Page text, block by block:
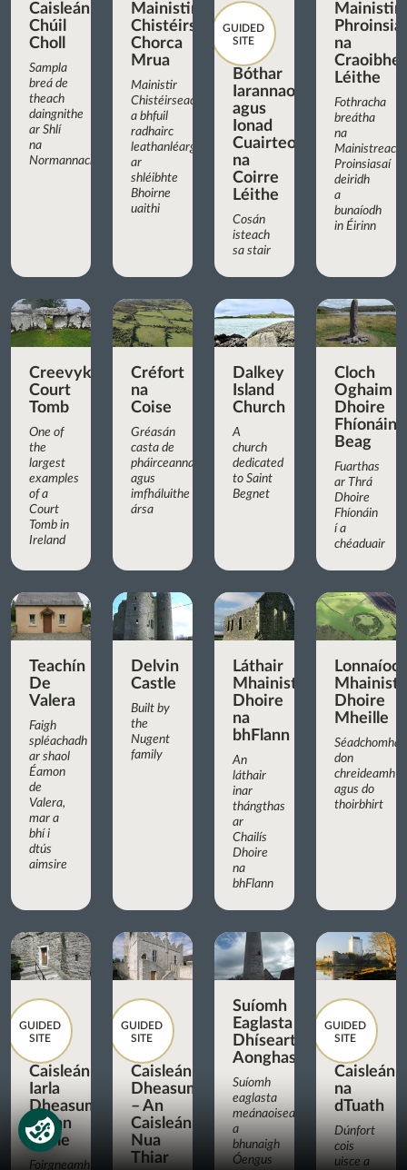
Caisleán
Chúil
Choll
Sampla
breá de
theach
daingnithe
ar Shlí
na
Normannach
Mainistir
Chistéirseach
Chorca
Mrua
Mainistir
Chistéirseach
a bhfuil
radhairc
leathanléargais
ar
shléibhte
Bhoirne
uaithi
GUIDED
SITE
Bóthar
Iarannaoise
agus
Ionad
Cuairteoirí
na
Coirre
Léithe
Cosán
isteach
sa stair
Mainistir
na
Craoibhe
Léithe
Fothracha
breátha
na
Mainistreach
Proinsiasaí
deiridh
a
bunaíodh
in Éirinn
Creevykeel
Court
Tomb
One of
the
largest
examples
of a
Court
Tomb in
Ireland
Créfort
na
Coise
Gréasán
casta de
pháirceanna
agus
imfháluithe
ársa
Dalkey
Island
Church
A
church
dedicated
to Saint
Begnet
Cloch
Oghaim
Dhoire
Fhíonáin
Beag
Fuarthas
ar Thrá
Dhoire
Fhíonáin
í a
chéaduair
Teachín
De
Valera
Faigh
spléachadh
ar shaol
Éamon
de
Valera,
mar a
bhí i
dtús
aimsire
Delvin
Castle
Built by
the
Nugent
family
Láthair
Mhainistreach
Dhoire
na
bhFlann
An
láthair
inar
thángthas
ar
Chailís
Dhoire
na
bhFlann
Dhoire
Mheille
don
chreideamh
agus do
thoirbhirt
GUIDED
SITE
Caisleán
Iarla
Dheasumhan,
Cionn
tSáile
Foirgneamh
GUIDED
SITE
Caisleán
Dheasumhan
– An
Caisleán
Nua
Thiar
Suíomh
Eaglasta
Dhíseart
Aonghasa
Suíomh
eaglasta
meánaoiseach
a
bhunaigh
Óengus
GUIDED
SITE
Caisleán
na
dTuath
Dúnfort
cois
uisce a